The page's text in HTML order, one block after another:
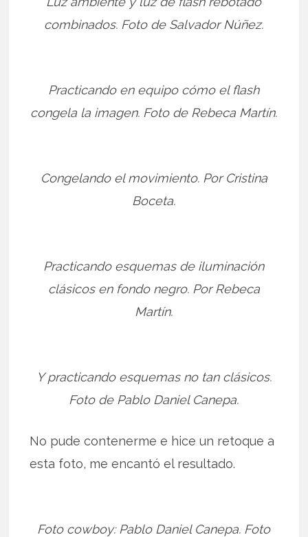
combinados. Foto de Salvador Núñez.
Practicando en equipo cómo el flash
congela la imagen. Foto de Rebeca Martín.
Congelando el movimiento. Por Cristina
Boceta.
Practicando esquemas de iluminación
clásicos en fondo negro. Por Rebeca
Martín.
Y practicando esquemas no tan clásicos.
Foto de Pablo Daniel Canepa.
No pude contenerme e hice un retoque a
esta foto, me encantó el resultado.
Foto cowboy: Pablo Daniel Canepa. Foto